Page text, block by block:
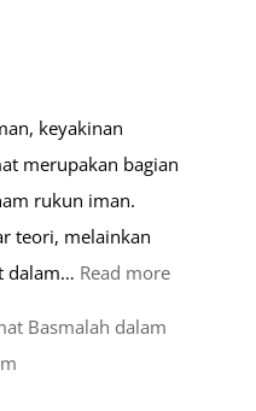
keyakinan
merupakan bagian
rukun iman.
teori, melainkan
dalam… Read more:
Basmalah dalam